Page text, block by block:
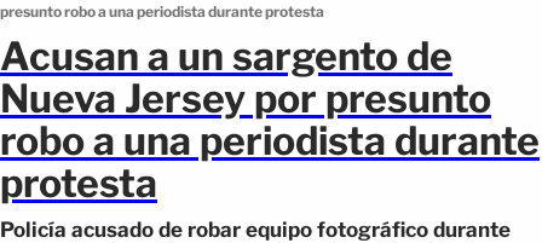
presunto robo a una periodista durante protesta
Acusan a un sargento de
Nueva Jersey por presunto
robo a una periodista durante
protesta
Policía acusado de robar equipo fotográfico durante